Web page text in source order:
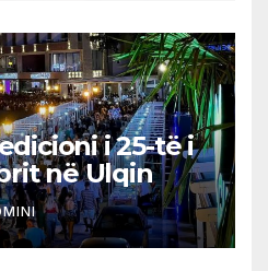
i 25-të i
në Ulqin